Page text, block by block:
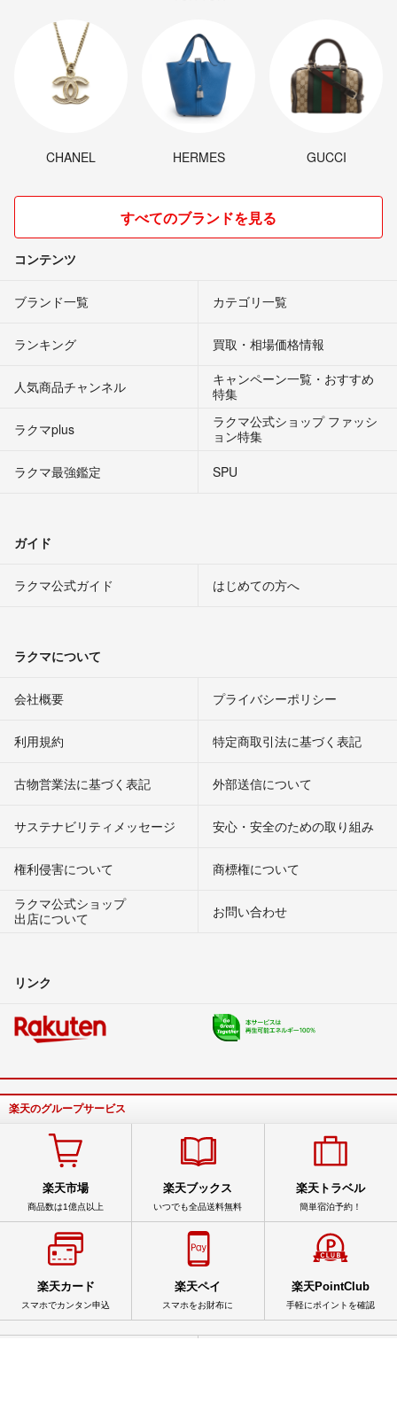
CHANEL HERMES GUCCI
すべてのブランドを見る
コンテンツ
ブランド一覧 カテゴリ一覧
ランキング 買取・相場価格情報
人気商品チャンネル
キャンペーン一覧・おすすめ
特集
ラクマplus
ラクマ公式ショップ ファッシ
ョン特集
ラクマ最強鑑定
SPU
ガイド
ラクマ公式ガイド はじめての方へ
ラクマについて
会社概要 プライバシーポリシー
利用規約 特定商取引法に基づく表記
古物営業法に基づく表記 外部送信について
サステナビリティメッセージ 安心・安全のための取り組み
権利侵害について
商標権について
ラクマ公式ショップ
出店について
お問い合わせ
リンク
楽天のグループサービス
楽天市場
商品数は1億点以上
楽天ブックス
いつでも全品送料無料
楽天トラベル
簡単宿泊予約！
楽天カード
スマホでカンタン申込
楽天ペイ
スマホをお財布に
楽天PointClub
手軽にポイントを確認